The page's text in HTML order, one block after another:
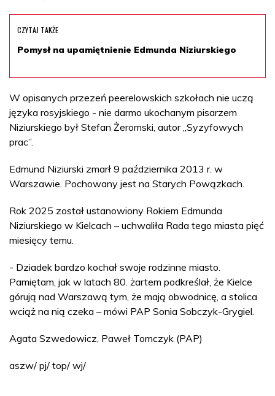
CZYTAJ TAKŻE
Pomysł na upamiętnienie Edmunda Niziurskiego
W opisanych przezeń peerelowskich szkołach nie uczą
języka rosyjskiego - nie darmo ukochanym pisarzem
Niziurskiego był Stefan Żeromski, autor „Syzyfowych
prac”.
Edmund Niziurski zmarł 9 października 2013 r. w
Warszawie. Pochowany jest na Starych Powązkach.
Rok 2025 został ustanowiony Rokiem Edmunda
Niziurskiego w Kielcach – uchwaliła Rada tego miasta pięć
miesięcy temu.
- Dziadek bardzo kochał swoje rodzinne miasto.
Pamiętam, jak w latach 80. żartem podkreślał, że Kielce
górują nad Warszawą tym, że mają obwodnicę, a stolica
wciąż na nią czeka – mówi PAP Sonia Sobczyk-Grygiel.
Agata Szwedowicz, Paweł Tomczyk (PAP)
aszw/ pj/ top/ wj/